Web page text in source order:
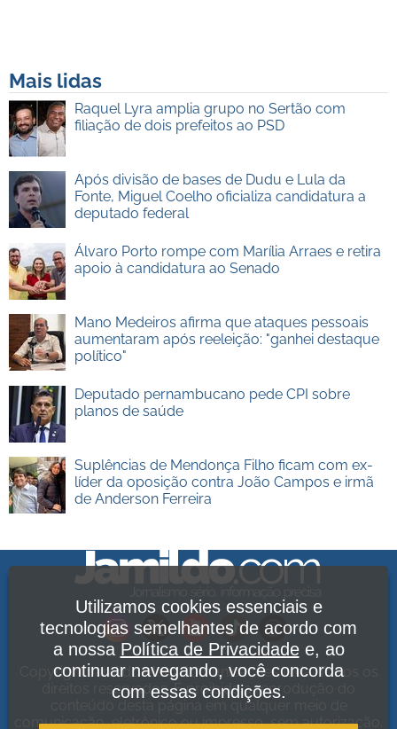
Mais lidas
Raquel Lyra amplia grupo no Sertão com
filiação de dois prefeitos ao PSD
Após divisão de bases de Dudu e Lula da
Fonte, Miguel Coelho oficializa candidatura a
deputado federal
Álvaro Porto rompe com Marília Arraes e retira
apoio à candidatura ao Senado
Mano Medeiros afirma que ataques pessoais
aumentaram após reeleição: "ganhei destaque
político"
Deputado pernambucano pede CPI sobre
planos de saúde
Suplências de Mendonça Filho ficam com ex-
líder da oposição contra João Campos e irmã
de Anderson Ferreira
Copyright Jamildo Melo Comunicações Ltda. Todos os
direitos reservados. É proibida a reprodução do
conteúdo desta página em qualquer meio de
comunicação, eletrônico ou impresso, sem autorização.
Utilizamos cookies essenciais e
tecnologias semelhantes de acordo com
a nossa Política de Privacidadee, ao
continuar navegando, você concorda
com essas condições.